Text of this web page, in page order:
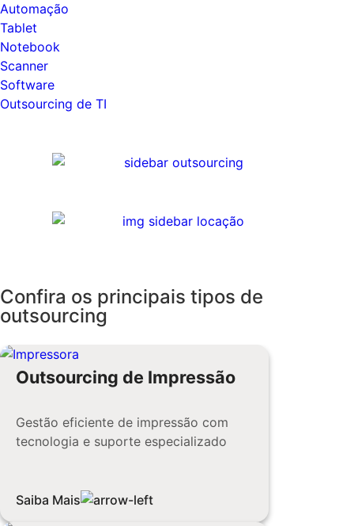
Automação
Tablet
Notebook
Scanner
Software
Outsourcing de TI
Confira os principais tipos de
outsourcing
Outsourcing de Impressão
Gestão eficiente de impressão com
tecnologia e suporte especializado
Saiba Mais